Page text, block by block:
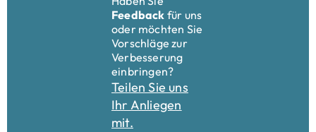
Feedback für uns
oder möchten Sie
Vorschläge zur
Verbesserung
einbringen?
Teilen Sie uns
Ihr Anliegen
mit.